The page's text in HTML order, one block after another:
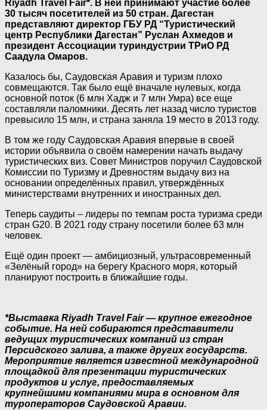
Riyadh Travel Fair*. В ней принимают участие более
30 тысяч посетителей из 50 стран. Дагестан
представляют директор ГБУ РД “Туристический
центр Республики Дагестан” Руслан Ахмедов и
президент Ассоциации туриндустрии ТРиО РД
Саадула Омаров.
Казалось бы, Саудовская Аравия и туризм плохо
совмещаются. Так было ещё вначале нулевых, когда
основной поток (6 млн Хадж и 7 млн Умра) все еще
составляли паломники. Десять лет назад число туристов
превысило 15 млн, и страна заняла 19 место в 2013 году.
В том же году Саудовская Аравия впервые в своей
истории объявила о своём намерении начать выдачу
туристических виз. Совет Министров поручил Саудовской
Комиссии по Туризму и Древностям выдачу виз на
основании определённых правил, утверждённых
министерствами внутренних и иностранных дел.
Теперь саудиты – лидеры по темпам роста туризма среди
стран G20. В 2021 году страну посетили более 63 млн
человек.
Ещё один проект — амбициозный, ультрасовременный
«Зелёный город» на берегу Красного моря, который
планируют построить в ближайшие годы.
*Выставка Riyadh Travel Fair — крупное ежегодное
событие. На ней собираются представители
ведущих туристических компаний из стран
Персидского залива, а также других государств.
Мероприятие является известной международной
площадкой для презентации туристических
продуктов и услуг, предоставляемых
крупнейшими компаниями мира в основном для
туроператоров Саудовской Аравии.